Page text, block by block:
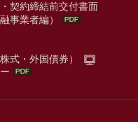
契約締結前交付書面
事業者編）
式・外国債券）